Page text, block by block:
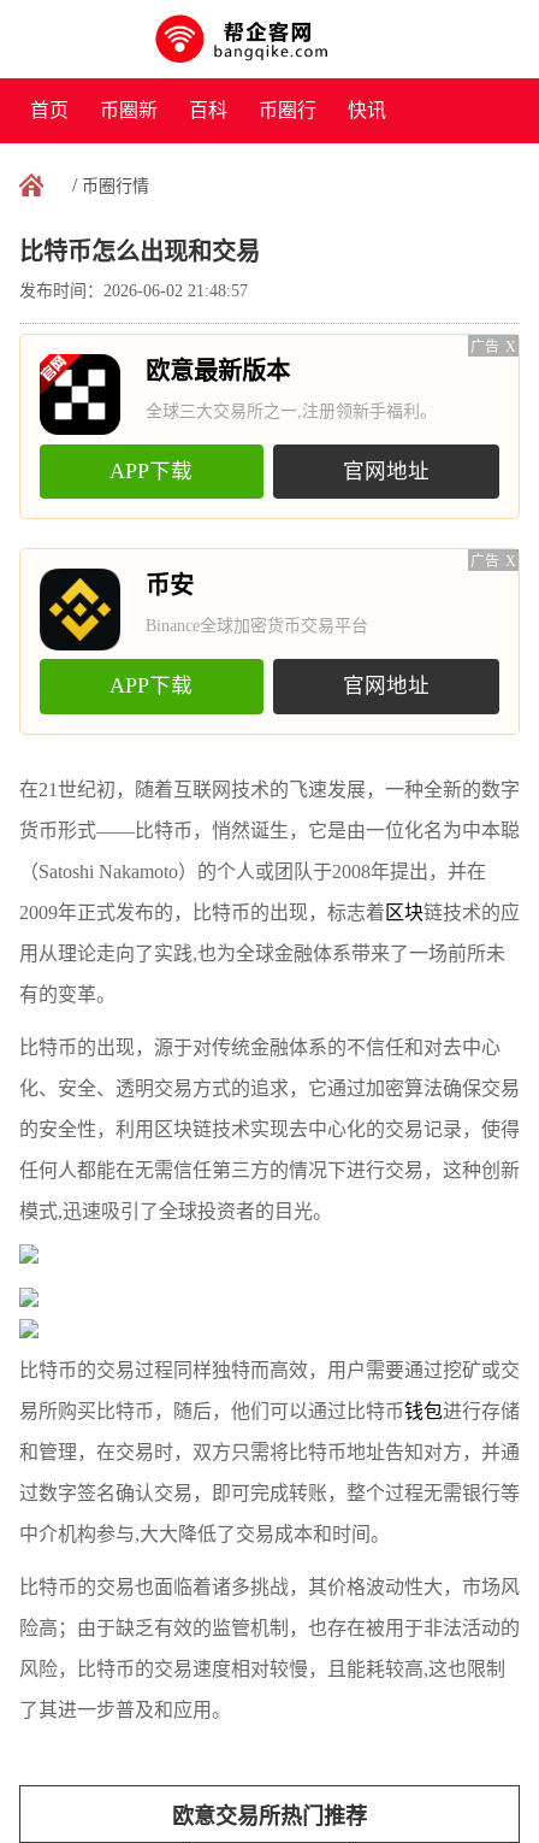
首页 币圈新
闻
百科 币圈行 快讯
/ 币圈行情
比特币怎么出现和交易
发布时间：2026-06-02 21:48:57
广告 X
欧意最新版本
全球三大交易所之一,注册领新手福利。
APP下载 官网地址
广告 X
币安
Binance全球加密货币交易平台
APP下载 官网地址
在21世纪初，随着互联网技术的飞速发展，一种全新的数字
货币形式——比特币，悄然诞生，它是由一位化名为中本聪
（Satoshi Nakamoto）的个人或团队于2008年提出，并在
2009年正式发布的，比特币的出现，标志着 区块链技术的应
用从理论走向了实践,也为全球金融体系带来了一场前所未
有的变革。
比特币的出现，源于对传统金融体系的不信任和对去中心
化、安全、透明交易方式的追求，它通过加密算法确保交易
的安全性，利用区块链技术实现去中心化的交易记录，使得
任何人都能在无需信任第三方的情况下进行交易，这种创新
模式,迅速吸引了全球投资者的目光。
比特币的交易过程同样独特而高效，用户需要通过挖矿或交
易所购买比特币，随后，他们可以通过比特币钱包进行存储
和管理，在交易时，双方只需将比特币地址告知对方，并通
过数字签名确认交易，即可完成转账，整个过程无需银行等
中介机构参与,大大降低了交易成本和时间。
比特币的交易也面临着诸多挑战，其价格波动性大，市场风
险高；由于缺乏有效的监管机制，也存在被用于非法活动的
风险，比特币的交易速度相对较慢，且能耗较高,这也限制
了其进一步普及和应用。
欧意交易所热门推荐